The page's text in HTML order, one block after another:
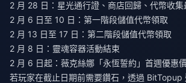
2 月 28 日：星光通行證、商店回歸、代幣收集
2 月 6 日至 10 日：第一階段儲值代幣領取
2 月 13 日至 17 日：第二階段儲值代幣領取
2 月 8 日：靈魂容器活動結束
2 月 6 日起：薇克絲娜「永恆誓約」首週優惠
若玩家在截止日期前需要鑽石，透過 BitTopup